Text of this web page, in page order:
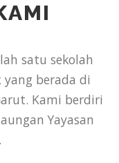
satu sekolah
yang berada di
Kami berdiri
Yayasan